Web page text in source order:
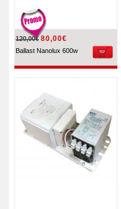
120,00€ 80,00€
Ballast Nanolux 600w